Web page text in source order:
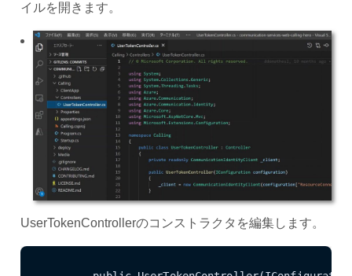
イルを開きます。
UserTokenControllerのコンストラクタを編集します。